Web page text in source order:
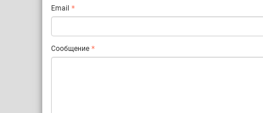
Email
Сообщение